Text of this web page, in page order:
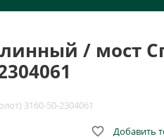
/ мост
3160-50-2304061
 Добавить